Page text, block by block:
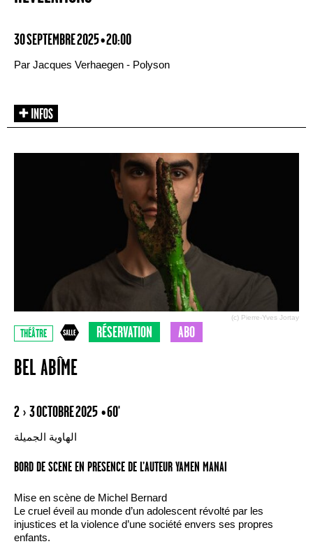
30 SEPTEMBRE 2025 • 20:00
Par Jacques Verhaegen - Polyson
(c) Pierre-Yves Jortay
THÉÂTRE RÉSERVATION ABO
BEL ABÎME
2 › 3 OCTOBRE 2025 • 60'
الهاوية الجميلة
BORD DE SCENE EN PRESENCE DE L’AUTEUR YAMEN MANAI
Mise en scène de Michel Bernard
Le cruel éveil au monde d’un adolescent révolté par les
injustices et la violence d’une société envers ses propres
enfants.